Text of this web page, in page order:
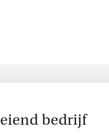
bedrijf